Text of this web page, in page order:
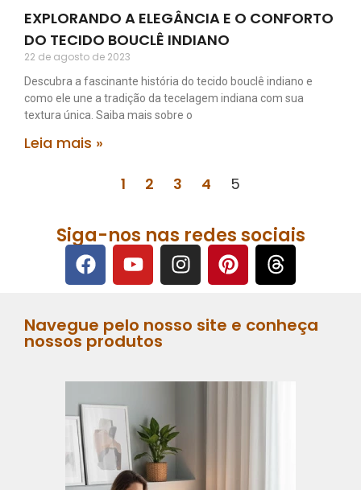
EXPLORANDO A ELEGÂNCIA E O CONFORTO
DO TECIDO BOUCLÊ INDIANO
22 de agosto de 2023
Descubra a fascinante história do tecido bouclê indiano e
como ele une a tradição da tecelagem indiana com sua
textura única. Saiba mais sobre o
Leia mais »
1 2 3 4 5
Siga-nos nas redes sociais
Navegue pelo nosso site e conheça
nossos produtos